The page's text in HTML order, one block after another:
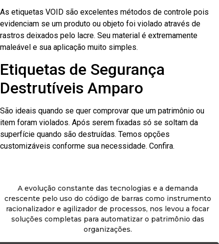
As etiquetas VOID são excelentes métodos de controle pois
evidenciam se um produto ou objeto foi violado através de
rastros deixados pelo lacre. Seu material é extremamente
maleável e sua aplicação muito simples.
Etiquetas de Segurança
Destrutíveis Amparo
São ideais quando se quer comprovar que um patrimônio ou
item foram violados. Após serem fixadas só se soltam da
superfície quando são destruídas. Temos opções
customizáveis conforme sua necessidade. Confira.
A evolução constante das tecnologias e a demanda
crescente pelo uso do código de barras como instrumento
racionalizador e agilizador de processos, nos levou a focar
soluções completas para automatizar o patrimônio das
organizações.